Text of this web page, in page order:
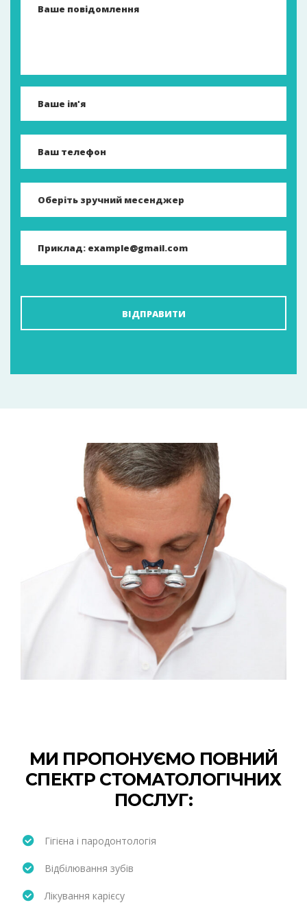
МИ ПРОПОНУЄМО ПОВНИЙ
СПЕКТР СТОМАТОЛОГІЧНИХ
ПОСЛУГ:
Гігієна і пародонтологія
Відбілювання зубів
Лікування карієсу